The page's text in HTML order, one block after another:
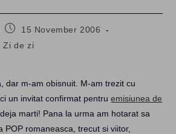
Post15 November 2006
Zi de zi
dar m-am obisnuit. M-am trezit cu
un invitat confirmat pentruemisiunea de
deja marti! Pana la urma am hotarat sa
POP romaneasca, trecut si viitor,